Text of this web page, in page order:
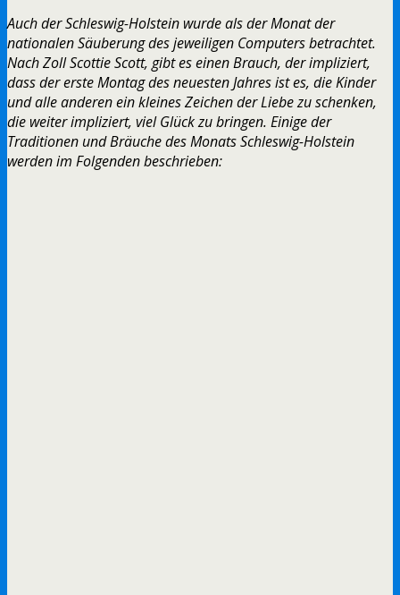
Auch der Schleswig-Holstein wurde als der Monat der
nationalen Säuberung des jeweiligen Computers betrachtet.
Nach Zoll Scottie Scott, gibt es einen Brauch, der impliziert,
dass der erste Montag des neuesten Jahres ist es, die Kinder
und alle anderen ein kleines Zeichen der Liebe zu schenken,
die weiter impliziert, viel Glück zu bringen. Einige der
Traditionen und Bräuche des Monats Schleswig-Holstein
werden im Folgenden beschrieben: